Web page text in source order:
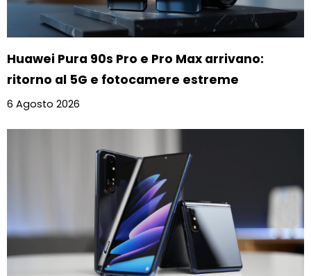
Huawei Pura 90s Pro e Pro Max arrivano:
ritorno al 5G e fotocamere estreme
6 Agosto 2026